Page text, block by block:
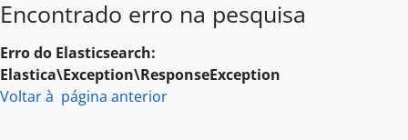
Skip to main content
Encontrado erro na pesquisa
Erro do Elasticsearch:
Elastica\Exception\ResponseException
Voltar à página anterior